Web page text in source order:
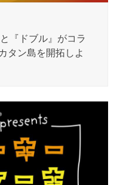
『ドブル』がコラ
タン島を開拓しよ